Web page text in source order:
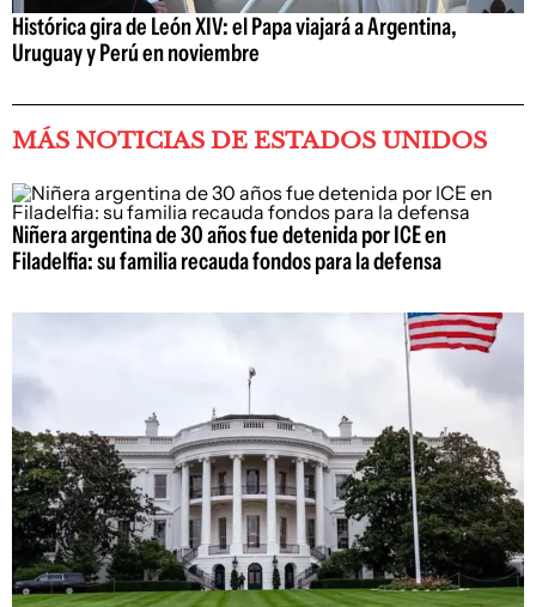
Histórica gira de León XIV: el Papa viajará a Argentina,
Uruguay y Perú en noviembre
MÁS NOTICIAS DE ESTADOS UNIDOS
Niñera argentina de 30 años fue detenida por ICE en
Filadelfia: su familia recauda fondos para la defensa